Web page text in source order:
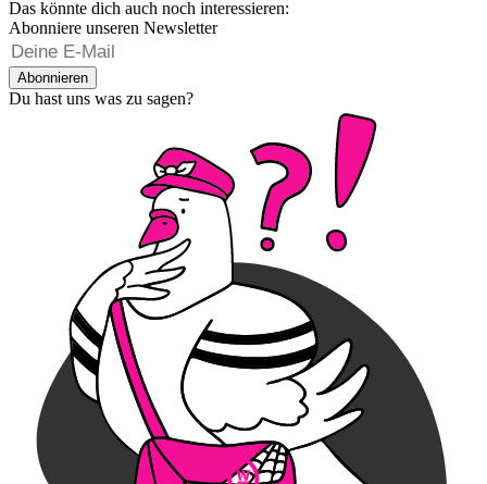
Das könnte dich auch noch interessieren:
Abonniere unseren Newsletter
Abonnieren
Du hast uns was zu sagen?